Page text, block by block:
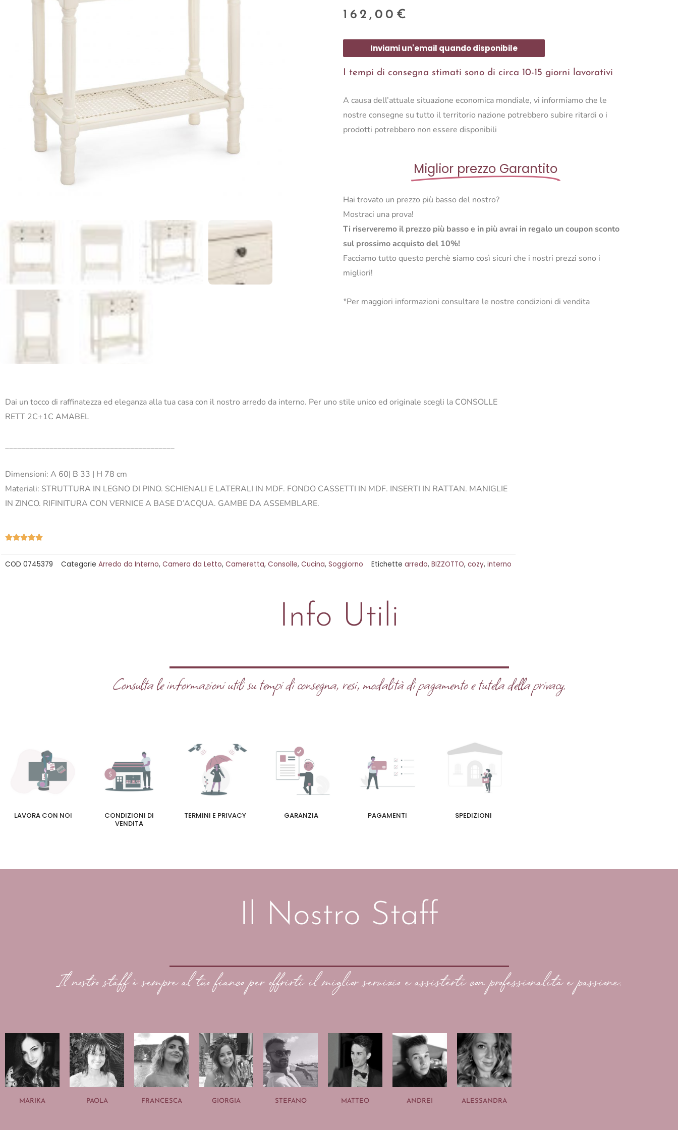
162,00 €
Inviami un'email quando disponibile
I tempi di consegna stimati sono di circa 10-15 giorni lavorativi
A causa dell’attuale situazione economica mondiale, vi informiamo che le
nostre consegne su tutto il territorio nazione potrebbero subire ritardi o i
prodotti potrebbero non essere disponibili
Miglior prezzo Garantito
Hai trovato un prezzo più basso del nostro?
Mostraci una prova!
Ti riserveremo il prezzo più basso e in più avrai in regalo un coupon sconto
sul prossimo acquisto del 10%!
Facciamo tutto questo perchè siamo così sicuri che i nostri prezzi sono i
migliori!
*Per maggiori informazioni consultare le nostre condizioni di vendita
Dai un tocco di raffinatezza ed eleganza alla tua casa con il nostro arredo da interno. Per uno stile unico ed originale scegli la CONSOLLE
RETT 2C+1C AMABEL
__________________________________________
Dimensioni: A 60| B 33 | H 78 cm
Materiali: STRUTTURA IN LEGNO DI PINO. SCHIENALI E LATERALI IN MDF. FONDO CASSETTI IN MDF. INSERTI IN RATTAN. MANIGLIE
IN ZINCO. RIFINITURA CON VERNICE A BASE D’ACQUA. GAMBE DA ASSEMBLARE.
Valutazione
su
COD 0745379 Categorie Arredo da Interno, Camera da Letto, Cameretta, Consolle, Cucina, Soggiorno Etichette arredo, BIZZOTTO, cozy, interno
Info Utili
Consulta le informazioni utili su tempi di consegna, resi, modalità di pagamento e tutela della privacy.
LAVORA CON NOI
CONDIZIONI DI
VENDITA
TERMINI E PRIVACY GARANZIA PAGAMENTI SPEDIZIONI
Il Nostro Staff
Il nostro staff è sempre al tuo fianco per offrirti il miglior servizio e assisterti con professionalità e passione.
MARIKA PAOLA FRANCESCA GIORGIA STEFANO MATTEO ANDREI ALESSANDRA